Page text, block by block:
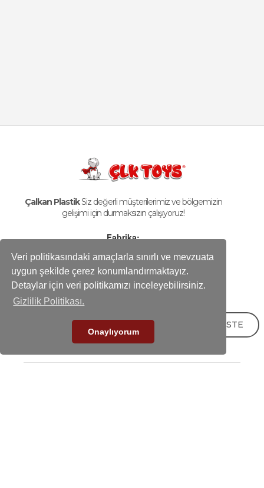
Veri politikasındaki amaçlarla sınırlı ve mevzuata
uygun şekilde çerez konumlandırmaktayız.
Detaylar için veri politikamızı inceleyebilirsiniz.
Gizlilik Politikası.
Onaylıyorum
Çalkan PlastikSiz değerli müşterilerimiz ve bölgemizin
gelişimi için durmaksızın çalışıyoruz!
Fabrika:
Karaağaç Mah. Hadımköy İstanbul Cd. No:10/1B
Büyükçekmece - İstanbul / Türkiye
Telefon
+90-212 858 25 50 (pbx)
E-mail
info@calkanplastik.com
TEKLİF İSTE